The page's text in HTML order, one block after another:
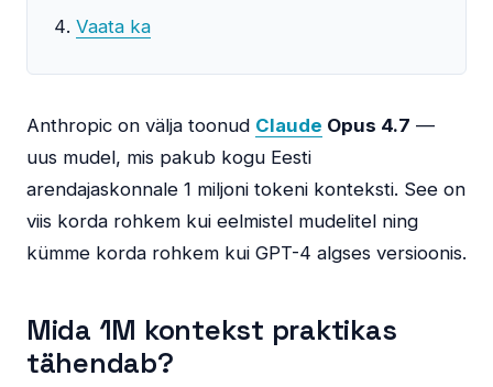
Vaata ka
Anthropic on välja toonud Claude Opus 4.7 —
uus mudel, mis pakub kogu Eesti
arendajaskonnale 1 miljoni tokeni konteksti. See on
viis korda rohkem kui eelmistel mudelitel ning
kümme korda rohkem kui GPT-4 algses versioonis.
Mida 1M kontekst praktikas
tähendab?